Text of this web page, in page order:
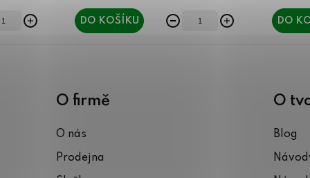
DO KOŠÍKU DO
O firmě
O nás
Prodejna
O
Blog